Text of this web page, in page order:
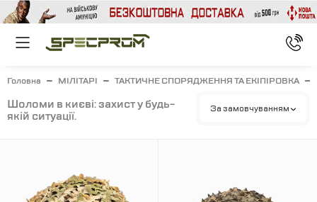
Головна МІЛІТАРІ ТАКТИЧНЕ СПОРЯДЖЕННЯ ТА ЕКІПІРОВКА
шоломи в києві: захист у будь-
якій ситуації.
За замовчуванням